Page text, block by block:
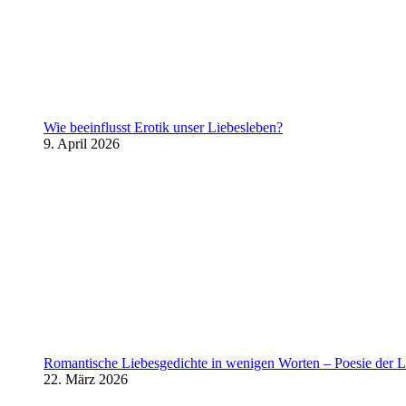
Wie beeinflusst Erotik unser Liebesleben?
9. April 2026
Romantische Liebesgedichte in wenigen Worten – Poesie der
22. März 2026